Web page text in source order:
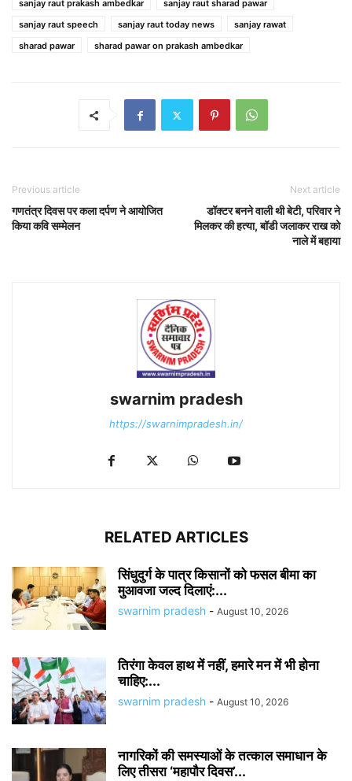
sanjay raut prakash ambedkar
sanjay raut sharad pawar
sanjay raut speech
sanjay raut today news
sanjay rawat
sharad pawar
sharad pawar on prakash ambedkar
Previous article
गणतंत्र दिवस पर कला दर्पण ने आयोजित
किया कवि सम्मेलन
Next article
डॉक्‍टर बनने वाली थी बेटी, परिवार ने
मिलकर की हत्‍या, बॉडी जलाकर राख को
नाले में बहाया
swarnim pradesh
https://swarnimpradesh.in/
RELATED ARTICLES
सिंधुदुर्ग के पात्र किसानों को फसल बीमा का
मुआवजा जल्द दिलाएं:...
swarnim pradesh - August 10, 2026
तिरंगा केवल हाथ में नहीं, हमारे मन में भी होना
चाहिए:...
swarnim pradesh - August 10, 2026
नागरिकों की समस्याओं के तत्काल समाधान के
लिए तीसरा ‘महापौर दिवस’...